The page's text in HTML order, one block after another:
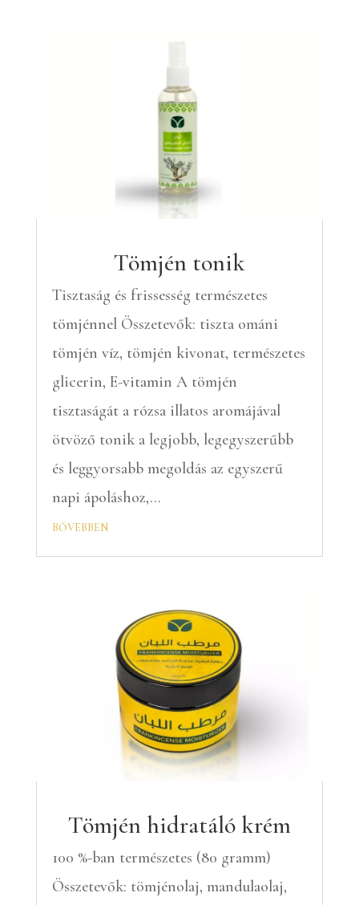
Tömjén tonik
Tisztaság és frissesség természetes
tömjénnel Összetevők: tiszta ománi
tömjén víz, tömjén kivonat, természetes
glicerin, E-vitamin A tömjén
tisztaságát a rózsa illatos aromájával
ötvöző tonik a legjobb, legegyszerűbb
és leggyorsabb megoldás az egyszerű
napi ápoláshoz,...
bővebben
Tömjén hidratáló krém
100 %-ban természetes (80 gramm)
Összetevők: tömjénolaj, mandulaolaj,